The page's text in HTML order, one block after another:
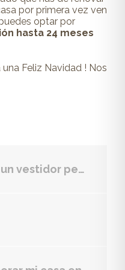
por primera vez ven
optar por
hasta 24 meses
Feliz Navidad ! Nos
pequeño